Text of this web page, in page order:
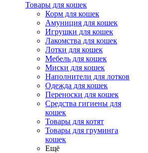
Товары для кошек
Корм для кошек
Амуниция для кошек
Игрушки для кошек
Лакомства для кошек
Лотки для кошек
Мебель для кошек
Миски для кошек
Наполнители для лотков
Одежда для кошек
Переноски для кошек
Средства гигиены для
кошек
Товары для котят
Товары для груминга
кошек
Ещё